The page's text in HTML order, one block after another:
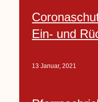
Ein- und
13 Januar, 2021